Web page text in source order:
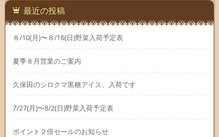
最近の投稿
８/10(月)〜８/16(日)野菜入荷予定表
夏季８月営業のご案内
久保田のシロクマ黒糖アイス、入荷です
7/27(月)〜8/2(日)野菜入荷予定表
ポイント２倍セールのお知らせ